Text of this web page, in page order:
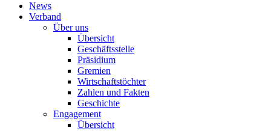
News
Verband
Über uns
Übersicht
Geschäftsstelle
Präsidium
Gremien
Wirtschaftstöchter
Zahlen und Fakten
Geschichte
Engagement
Übersicht